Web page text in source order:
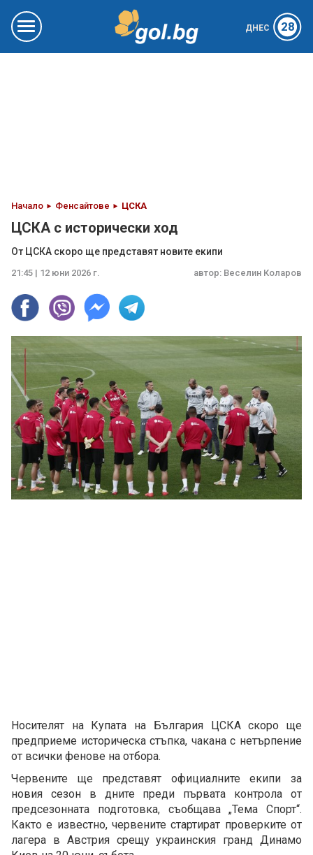
ДНЕС 28
Начало Фенсайтове ЦСКА
ЦСКА с исторически ход
От ЦСКА скоро ще представят новите екипи
21:45 | 12 юни 2026 г. автор: Веселин Коларов
Носителят на Купата на България ЦСКА скоро ще
предприеме историческа стъпка, чакана с нетърпение
от всички фенове на отбора.
Червените ще представят официалните екипи за
новия сезон в дните преди първата контрола от
предсезонната подготовка, съобщава „Тема Спорт“.
Както е известно, червените стартират проверките от
лагера в Австрия срещу украинския гранд Динамо